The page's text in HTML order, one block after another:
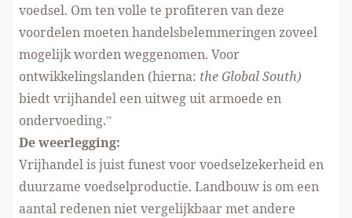
voedsel. Om ten volle te profiteren van deze
voordelen moeten handelsbelemmeringen zoveel
mogelijk worden weggenomen. Voor
ontwikkelingslanden (hierna: the Global South)
biedt vrijhandel een uitweg uit armoede en
ondervoeding.”
De weerlegging:
Vrijhandel is juist funest voor voedselzekerheid en
duurzame voedselproductie. Landbouw is om een
aantal redenen niet vergelijkbaar met andere